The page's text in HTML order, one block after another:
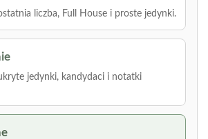
liczba, Full House i proste jedynki.
jedynki, kandydaci i notatki